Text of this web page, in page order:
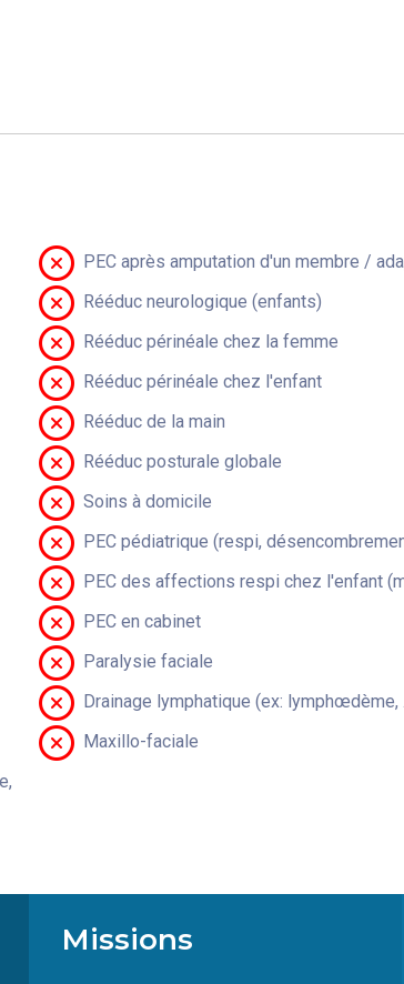
PEC après amputation d'un membre /
Rééduc neurologique (enfants)
Rééduc périnéale chez la femme
Rééduc périnéale chez l'enfant
Rééduc de la main
Rééduc posturale globale
Soins à domicile
PEC pédiatrique (respi,
PEC des affections respi chez l'enfant
PEC en cabinet
Paralysie faciale
Drainage lymphatique (ex: lymphœdème,
Maxillo-faciale
Missions